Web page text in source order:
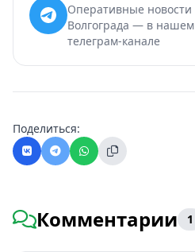
Оперативные новости
Волгограда — в нашем
телеграм-канале
Поделиться:
Комментарии 1